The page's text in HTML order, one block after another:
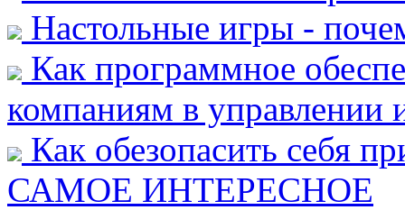
Настольные игры -
Как программное
компаниям в управлении
Как обезопасить себя
САМОЕ ИНТЕРЕСНОЕ